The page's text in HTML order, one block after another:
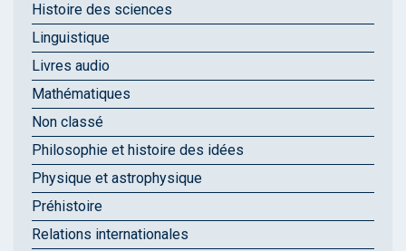
Histoire des sciences
Linguistique
Livres audio
Mathématiques
Non classé
Philosophie et histoire des idées
Physique et astrophysique
Préhistoire
Relations internationales